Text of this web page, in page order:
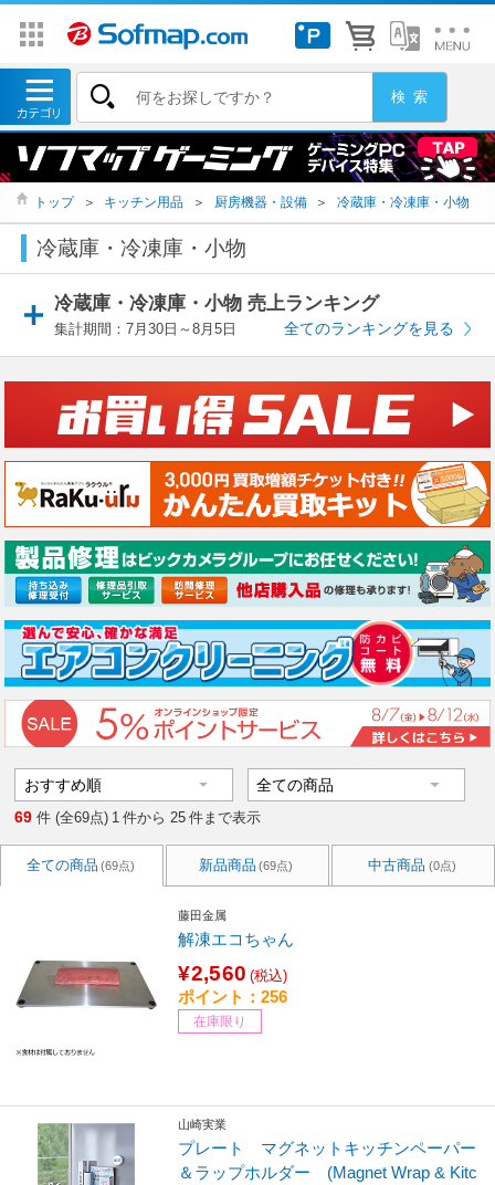
トップ ＞ キッチン用品 ＞ 厨房機器・設備 ＞ 冷蔵庫・冷凍庫・小物
冷蔵庫・冷凍庫・小物
冷蔵庫・冷凍庫・小物 売上ランキング
集計期間：7月30日～8月5日 全てのランキングを見る
69 件 (全69点) 1 件から 25 件まで表示
全ての商品 (69点) 新品商品 (69点) 中古商品 (0点)
藤田金属
解凍エコちゃん
¥2,560 (税込)
ポイント：256
在庫限り
山崎実業
プレート マグネットキッチンペーパー
＆ラップホルダー (Magnet Wrap & Kitc